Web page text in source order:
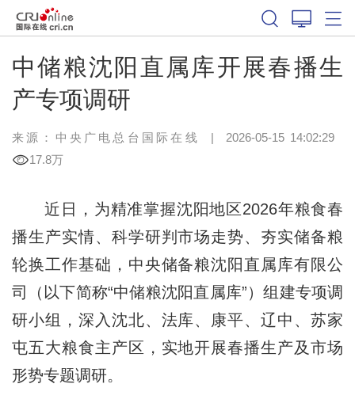
中储粮沈阳直属库开展春播生
产专项调研
来源：中央广电总台国际在线 | 2026-05-15 14:02:29
17.8万
近日，为精准掌握沈阳地区2026年粮食春
播生产实情、科学研判市场走势、夯实储备粮
轮换工作基础，中央储备粮沈阳直属库有限公
司（以下简称“中储粮沈阳直属库”）组建专项调
研小组，深入沈北、法库、康平、辽中、苏家
屯五大粮食主产区，实地开展春播生产及市场
形势专题调研。